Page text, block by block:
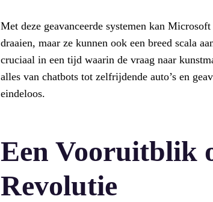
Met deze geavanceerde systemen kan
draaien, maar ze kunnen ook een breed scala
cruciaal in een tijd waarin de vraag naar
alles van chatbots tot zelfrijdende auto’s en
eindeloos.
Een Vooruitblik
Revolutie